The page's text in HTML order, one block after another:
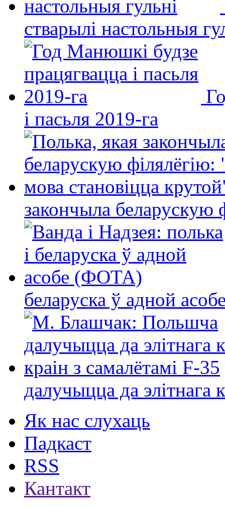
стварылі настольныя
і пасьля 2019-га
закончыла беларускую
беларуска ў адной
далучыцца да элітнага
Як нас слухаць
Падкаст
RSS
Кантакт